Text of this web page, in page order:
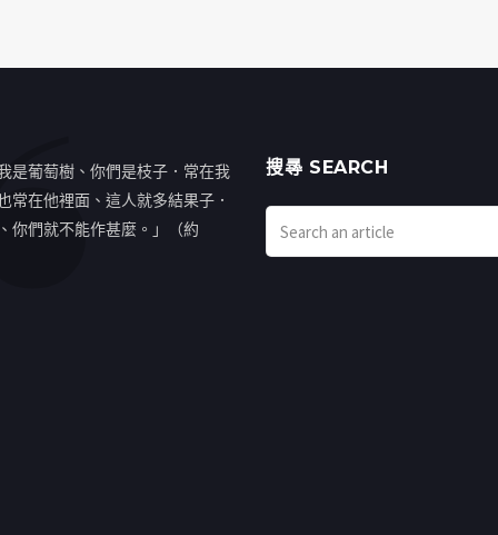
是葡萄樹、你們是枝子．常在我
常在他裡面、這人就多結果子．
你們就不能作甚麼。」（約
搜㝷 SEARCH